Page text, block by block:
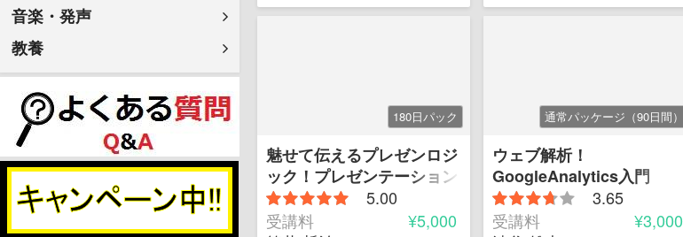
音楽・発声
教養
180日パック
魅せて伝えるプレゼンロジ
ック！プレゼンテーション
アカデミー
5.00
受講料
¥5,000
通常パッケージ（90日間）
ウェブ解析！
GoogleAnalytics入門
3.65
受講料
¥3,000